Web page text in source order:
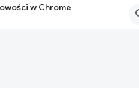
w Chrome